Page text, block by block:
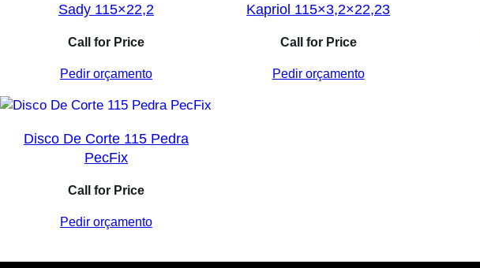
Sady 115×22,2
Call for Price
Pedir orçamento
Kapriol 115×3,2×22,23
Call for Price
Pedir orçamento
Disco De Corte 115 Pedra
PecFix
Call for Price
Pedir orçamento